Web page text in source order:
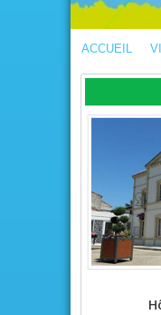
ACCUEIL